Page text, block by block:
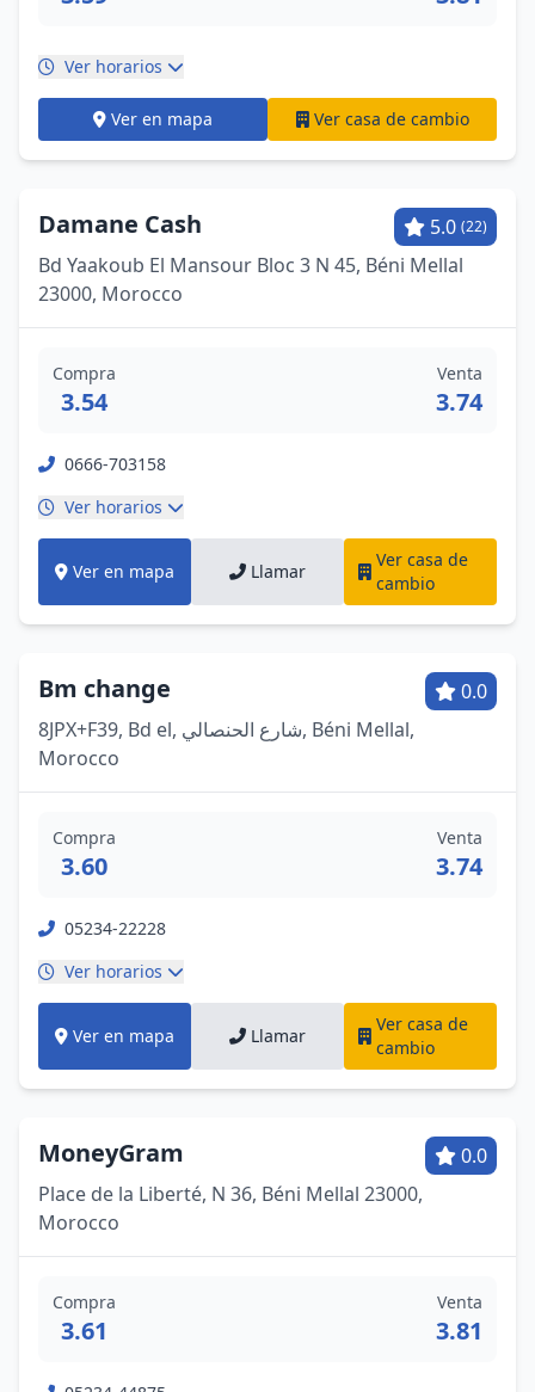
Ver horarios
Ver en mapa Ver casa de cambio
Damane Cash 5.0 (22)
Bd Yaakoub El Mansour Bloc 3 N 45, Béni Mellal
23000, Morocco
Compra
3.54
Venta
3.74
0666-703158
Ver horarios
Ver en mapa Llamar
Ver casa de
cambio
Bm change
0.0
8JPX+F39, Bd el, شارع الحنصالي, Béni Mellal,
Morocco
Compra
3.60
Venta
3.74
05234-22228
Ver horarios
Ver en mapa Llamar
Ver casa de
cambio
MoneyGram
0.0
Place de la Liberté, N 36, Béni Mellal 23000,
Morocco
Compra
3.61
Venta
3.81